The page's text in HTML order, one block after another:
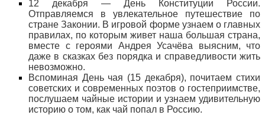
12 декабря — День Конституции России.
Отправляемся в увлекательное путешествие по
стране Законии. В игровой форме узнаем о главных
правилах, по которым живет наша большая страна,
вместе с героями Андрея Усачёва выясним, что
даже в сказках без порядка и справедливости жить
невозможно.
Вспоминая День чая (15 декабря), почитаем стихи
советских и современных поэтов о гостеприимстве,
послушаем чайные истории и узнаем удивительную
историю о том, как чай попал в Россию.